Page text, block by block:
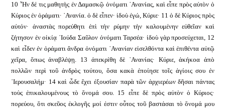
10 ῏Ην δέ τις μαθητὴς ἐν Δαμασκῷ ὀνόματι ᾿Ανανίας, καὶ εἶπε πρὸς αὐτὸν ὁ
Κύριος ἐν ὁράματι· ᾿Ανανία. ὁ δὲ εἶπεν· ἰδοὺ ἐγώ, Κύριε· 11 ὁ δὲ Κύριος πρὸς
αὐτόν· ἀναστὰς πορεύθητι ἐπὶ τὴν ρύμην τὴν καλουμένην εὐθεῖαν καὶ
ζήτησον ἐν οἰκίᾳ ᾿Ιούδα Σαῦλον ὀνόματι Ταρσέα· ἰδοὺ γὰρ προσεύχεται, 12
καὶ εἶδεν ἐν ὁράματι ἄνδρα ὀνόματι ᾿Ανανίαν εἰσελθόντα καὶ ἐπιθέντα αὐτῷ
χεῖρα, ὅπως ἀναβλέψῃ. 13 ἀπεκρίθη δὲ ᾿Ανανίας· Κύριε, ἀκήκοα ἀπὸ
πολλῶν περὶ τοῦ ἀνδρὸς τούτου, ὅσα κακὰ ἐποίησε τοῖς ἁγίοις σου ἐν
῾Ιερουσαλήμ· 14 καὶ ὧδε ἔχει ἐξουσίαν παρὰ τῶν ἀρχιερέων δῆσαι πάντας
τοὺς ἐπικαλουμένους τὸ ὄνομά σου. 15 εἶπε δὲ πρὸς αὐτὸν ὁ Κύριος·
πορεύου, ὅτι σκεῦος ἐκλογῆς μοί ἐστιν οὗτος τοῦ βαστάσαι τὸ ὄνομά μου